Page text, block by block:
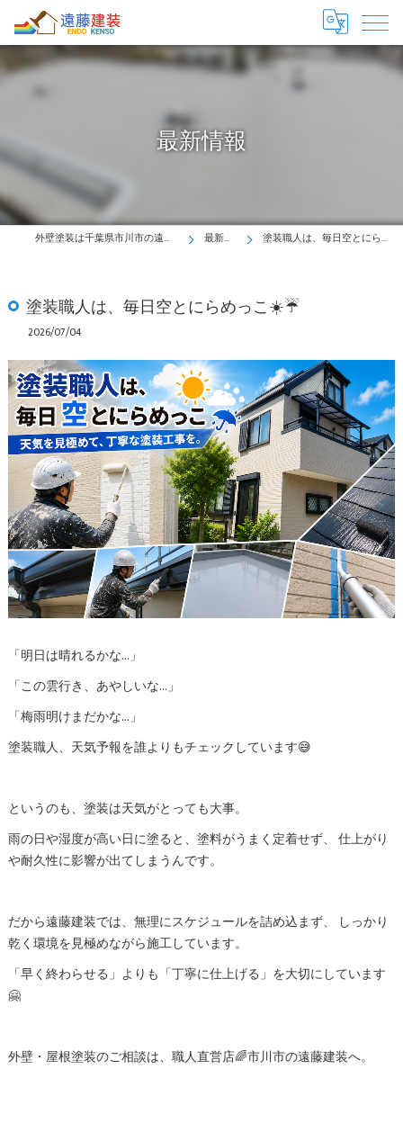
最新情報
外壁塗装は千葉県市川市の遠藤建装へ！ 最新情報 塗装職人は、毎日空とにらめっこ☀️☔
塗装職人は、毎日空とにらめっこ☀️☔
2026/07/04
「明日は晴れるかな…」
「この雲行き、あやしいな…」
「梅雨明けまだかな…」
塗装職人、天気予報を誰よりもチェックしています😅
というのも、塗装は天気がとっても大事。
雨の日や湿度が高い日に塗ると、塗料がうまく定着せず、 仕上がり
や耐久性に影響が出てしまうんです。
だから遠藤建装では、無理にスケジュールを詰め込まず、 しっかり
乾く環境を見極めながら施工しています。
「早く終わらせる」よりも「丁寧に仕上げる」を大切にしています
🤗
外壁・屋根塗装のご相談は、職人直営店🌈市川市の遠藤建装へ。